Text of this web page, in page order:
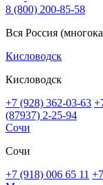
8 (800) 200-85-58
Вся Россия
Кисловодск
Кисловодск
+7 (928) 362-03-63
(87937) 2-25-94
Сочи
Сочи
+7 (918) 006 65 11